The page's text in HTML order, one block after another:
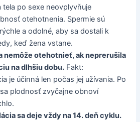
tela po sexe neovplyvňuje
otehotnenia. Spermie sú
a odolné, aby sa dostali k
keď žena vstane.
nemôže otehotnieť, ak neprerušila
na dlhšiu dobu. Fakt:
je účinná len počas jej užívania. Po
plodnosť zvyčajne obnoví
sa deje vždy na 14. deň cyklu.